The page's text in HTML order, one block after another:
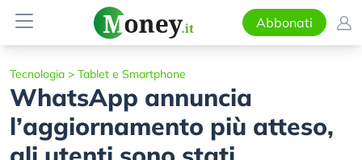
Abbonati
Tecnologia > Tablet e Smartphone
WhatsApp annuncia
l’aggiornamento più atteso,